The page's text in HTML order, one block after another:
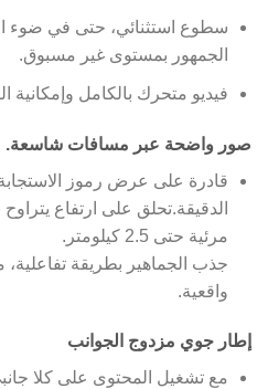
سطوع استثنائي، حتى في ضوء
الجمهور بمستوى غير مسبوق.
فيديو متحرك بالكامل وإمكانية
صور واضحة عبر مسافات شاسعة.
قادرة على عرض رموز
مرئية حتى 2.5 كيلومتر.
جذب الجماهير بطريقة تفاعلية،
واقعية.
إطار جوي مزدوج الجوانب
مع تشغيل المحتوى على كلا